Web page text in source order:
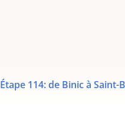
Étape 114: de Binic à Saint-